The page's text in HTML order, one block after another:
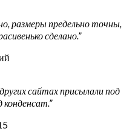
размеры предельно точны,
сделано.”
сайтах присылали под